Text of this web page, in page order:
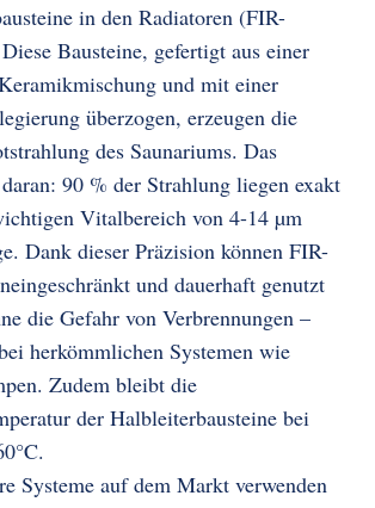
in den Radiatoren (FIR-
Bausteine, gefertigt aus einer
und mit einer
überzogen, erzeugen die
des Saunariums. Das
90 % der Strahlung liegen exakt
Vitalbereich von 4-14 µm
Dank dieser Präzision können FIR-
und dauerhaft genutzt
die Gefahr von Verbrennungen –
herkömmlichen Systemen wie
Zudem bleibt die
der Halbleiterbausteine bei
Systeme auf dem Markt verwenden